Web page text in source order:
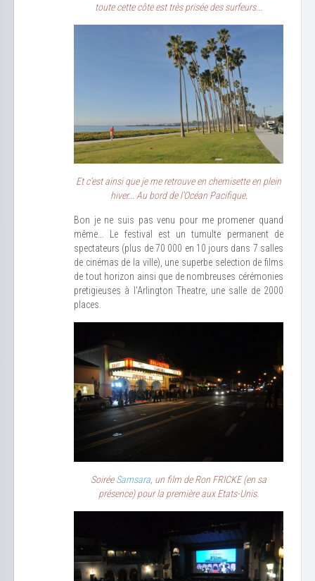
toute cette côte est très prisée des surfeurs...
Et c'est ainsi que je me retrouve en chemisette en plein
hiver... Au bord de l'Océan Pacifique.
Bon je ne suis pas venu pour me promener quand
même... Le festival est un tumulte permanent de
spectateurs (plus de 70 000 en 10 jours dans 7 salles
de cinémas de la ville), une superbe selection de films
de tout horizon ainsi que de nombreuses cérémonies
pretigieuses à l'Arlington Theatre, une salle de 2000
places.
SoiréeSamsara, un film de Ron FRICKE (en sa
présence) pour la première aux Etats-Unis.